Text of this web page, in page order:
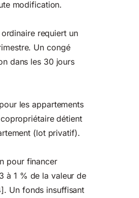
modification.
requiert un
Un congé
dans les 30 jours
les appartements
détient
(lot privatif).
pour financer
à 1 % de la valeur de
Un fonds insuffisant